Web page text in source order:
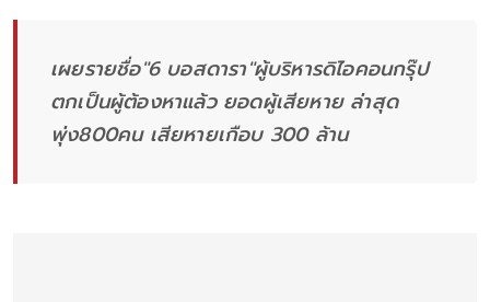
เผยรายชื่อ"6 บอสดารา"ผู้บริหารดิไอคอนกรุ๊ป
ตกเป็นผู้ต้องหาแล้ว ยอดผู้เสียหาย ล่าสุด
พุ่ง800คน เสียหายเกือบ 300 ล้าน